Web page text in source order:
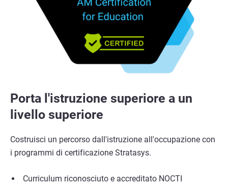
Porta l'istruzione superiore a un
livello superiore
Costruisci un percorso dall'istruzione all'occupazione con
i programmi di certificazione Stratasys.
Curriculum riconosciuto e accreditato NOCTI